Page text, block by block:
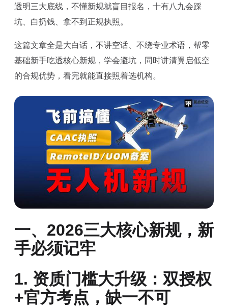
透明三大底线，不懂新规就盲目报名，十有八九会踩
坑、白扔钱、拿不到正规执照。
这篇文章全是大白话，不讲空话、不绕专业术语，帮零
基础新手吃透核心新规，学会避坑，同时讲清翼启低空
的合规优势，看完就能直接照着选机构。
一、2026三大核心新规，新
手必须记牢
1. 资质门槛大升级：双授权
+官方考点，缺一不可